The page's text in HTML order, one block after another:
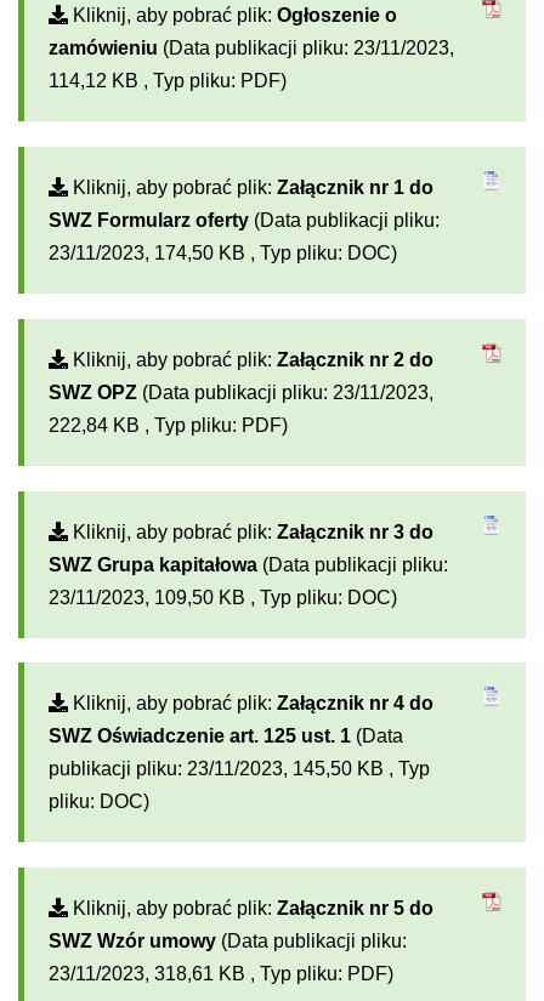
Kliknij, aby pobrać plik: Ogłoszenie o
zamówieniu (Data publikacji pliku: 23/11/2023,
114,12 KB , Typ pliku: PDF)
Kliknij, aby pobrać plik: Załącznik nr 1 do
SWZ Formularz oferty (Data publikacji pliku:
23/11/2023, 174,50 KB , Typ pliku: DOC)
Kliknij, aby pobrać plik: Załącznik nr 2 do
SWZ OPZ (Data publikacji pliku: 23/11/2023,
222,84 KB , Typ pliku: PDF)
Kliknij, aby pobrać plik: Załącznik nr 3 do
SWZ Grupa kapitałowa (Data publikacji pliku:
23/11/2023, 109,50 KB , Typ pliku: DOC)
Kliknij, aby pobrać plik: Załącznik nr 4 do
SWZ Oświadczenie art. 125 ust. 1 (Data
publikacji pliku: 23/11/2023, 145,50 KB , Typ
pliku: DOC)
Kliknij, aby pobrać plik: Załącznik nr 5 do
SWZ Wzór umowy (Data publikacji pliku:
23/11/2023, 318,61 KB , Typ pliku: PDF)